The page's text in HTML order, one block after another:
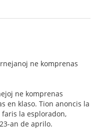
ne komprenas
ne komprenas
en klaso. Tion anoncis la
la esploradon,
an de aprilo.